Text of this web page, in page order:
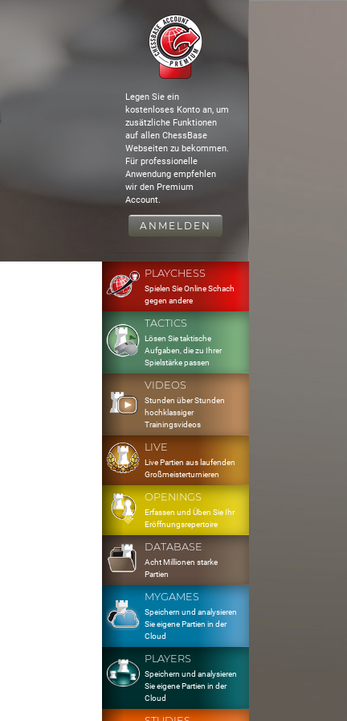
Legen Sie ein
kostenloses Konto an, um
zusätzliche Funktionen
auf allen ChessBase
Webseiten zu bekommen.
Für professionelle
Anwendung empfehlen
wir den Premium
Account.
ANMELDEN
PLAYCHESS
Spielen Sie Online Schach
gegen andere
TACTICS
Lösen Sie taktische
Aufgaben, die zu Ihrer
Spielstärke passen
VIDEOS
Stunden über Stunden
hochklassiger
Trainingsvideos
LIVE
Live Partien aus laufenden
Großmeisterturnieren
OPENINGS
Erfassen und Üben Sie Ihr
Eröffnungsrepertoire
DATABASE
Acht Millionen starke
Partien
MYGAMES
Speichern und analysieren
Sie eigene Partien in der
Cloud
PLAYERS
Speichern und analysieren
Sie eigene Partien in der
Cloud